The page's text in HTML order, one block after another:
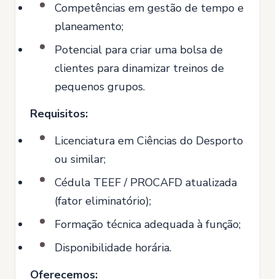
Competências em gestão de tempo e
planeamento;
Potencial para criar uma bolsa de
clientes para dinamizar treinos de
pequenos grupos.
Requisitos:
Licenciatura em Ciências do Desporto
ou similar;
Cédula TEEF / PROCAFD atualizada
(fator eliminatório);
Formação técnica adequada à função;
Disponibilidade horária.
Oferecemos: